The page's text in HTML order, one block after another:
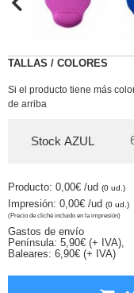
TALLAS / COLORES
Si el producto tiene más
de arriba
Stock AZUL
Producto: 0,00€ /ud (0 ud.)
Impresión: 0,00€ /ud (0 ud.)
(Precio de cliché incluido en la impresión)
Gastos de envío
Península: 5,90€ (+ IVA),
Baleares: 6,90€ (+ IVA)